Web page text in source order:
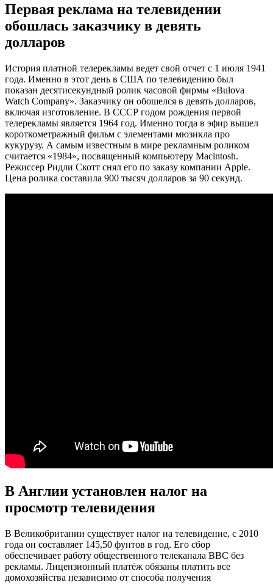
Первая реклама на телевидении
обошлась заказчику в девять
долларов
История платной телерекламы ведет свой отчет с 1 июля 1941
года. Именно в этот день в США по телевидению был
показан десятисекундный ролик часовой фирмы «Bulova
Watch Company». Заказчику он обошелся в девять долларов,
включая изготовление. В СССР годом рождения первой
телерекламы является 1964 год. Именно тогда в эфир вышел
короткометражный фильм с элементами мюзикла про
кукурузу. А самым известным в мире рекламным роликом
считается «1984», посвященный компьютеру Macintosh.
Режиссер Ридли Скотт снял его по заказу компании Apple.
Цена ролика составила 900 тысяч долларов за 90 секунд.
В Англии установлен налог на
просмотр телевидения
В Великобритании существует налог на телевидение, с 2010
года он составляет 145,50 фунтов в год. Его сбор
обеспечивает работу общественного телеканала BBC без
рекламы. Лицензионный платёж обязаны платить все
домохозяйства независимо от способа получения